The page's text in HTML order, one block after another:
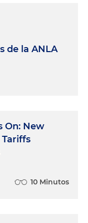
de la ANLA
On: New
Tariffs
10 Minutos